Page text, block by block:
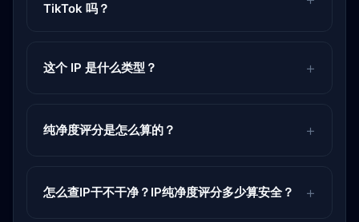
TikTok 吗？
这个 IP 是什么类型？
纯净度评分是怎么算的？
怎么查IP干不干净？IP纯净度评分多少算安全？